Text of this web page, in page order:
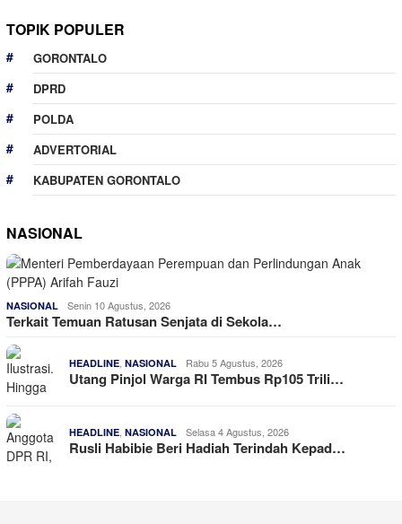
TOPIK POPULER
GORONTALO
DPRD
POLDA
ADVERTORIAL
KABUPATEN GORONTALO
NASIONAL
NASIONAL Senin 10 Agustus, 2026
Terkait Temuan Ratusan Senjata di Sekola…
HEADLINE NASIONAL Rabu 5 Agustus, 2026
Utang Pinjol Warga RI Tembus Rp105 Trili…
HEADLINE NASIONAL Selasa 4 Agustus, 2026
Rusli Habibie Beri Hadiah Terindah Kepad…